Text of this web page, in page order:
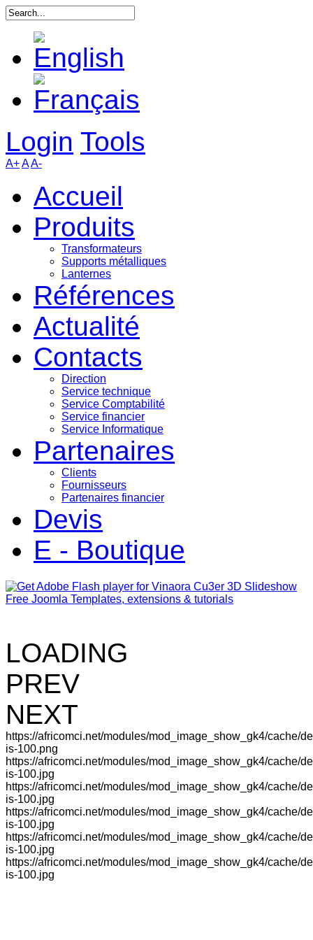
Login Tools
A+AA-
Accueil
Produits
Transformateurs
Supports métalliques
Lanternes
Références
Actualité
Contacts
Direction
Service technique
Service Comptabilité
Service financier
Service Informatique
Partenaires
Clients
Fournisseurs
Partenaires financier
Devis
E - Boutique
Free Joomla Templates, extensions & tutorials
LOADING
PREV
NEXT
https://africomci.net/modules/mod_image_show_gk4/cache/
is-100.png
https://africomci.net/modules/mod_image_show_gk4/cache/
is-100.jpg
https://africomci.net/modules/mod_image_show_gk4/cache/
is-100.jpg
https://africomci.net/modules/mod_image_show_gk4/cache/
is-100.jpg
https://africomci.net/modules/mod_image_show_gk4/cache/
is-100.jpg
https://africomci.net/modules/mod_image_show_gk4/cache/
is-100.jpg